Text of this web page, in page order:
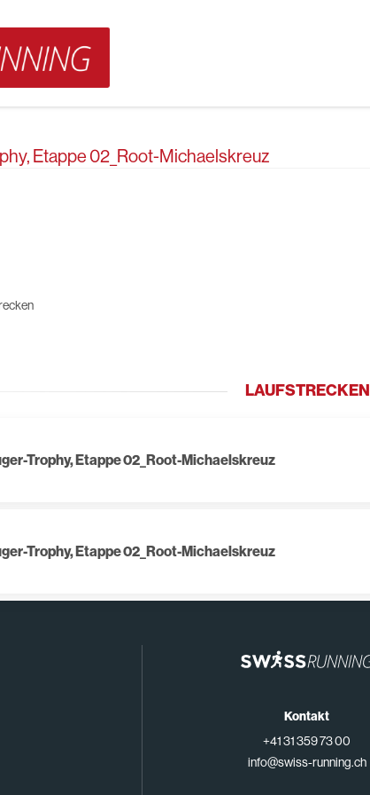
Etappe 02_Root-Michaelskreuz
LAUFSTRECKEN
Trophy, Etappe 02_Root-Michaelskreuz
Trophy, Etappe 02_Root-Michaelskreuz
Kontakt
+41 31 359 73 00
info@swiss-running.ch